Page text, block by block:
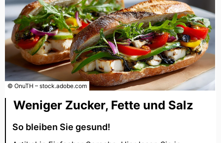
© OnuTH – stock.adobe.com
Weniger Zucker, Fette und Salz
So bleiben Sie gesund!